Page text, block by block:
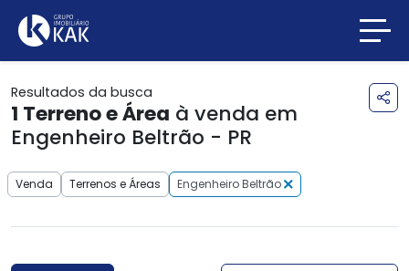
Resultados da busca
1 Terreno e Área à venda em
Engenheiro Beltrão - PR
Venda Terrenos e Áreas Engenheiro Beltrão